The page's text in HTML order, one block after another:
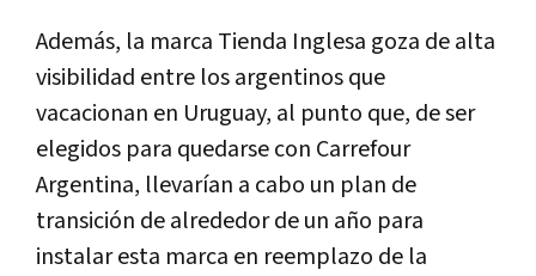
Además, la marca Tienda Inglesa goza de alta
visibilidad entre los argentinos que
vacacionan en Uruguay, al punto que, de ser
elegidos para quedarse con Carrefour
Argentina, llevarían a cabo un plan de
transición de alrededor de un año para
instalar esta marca en reemplazo de la